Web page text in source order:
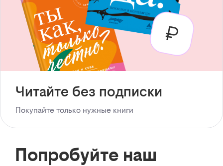
Читайте без подписки
Покупайте только нужные книги
Попробуйте наш